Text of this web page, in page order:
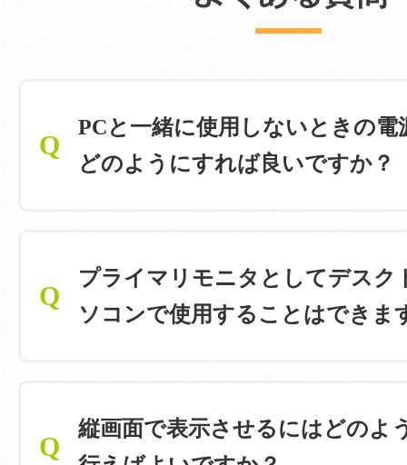
Q
PCと一緒に使用しないときの電
どのようにすれば良いですか？
Q
プライマリモニタとしてデスク
ソコンで使用することはできま
Q
縦画面で表示させるにはどのよ